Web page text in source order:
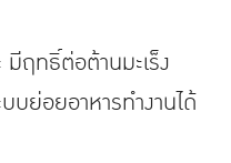
ฤทธิ์ต่อต้านมะเร็ง
บย่อยอาหารทำงานได้